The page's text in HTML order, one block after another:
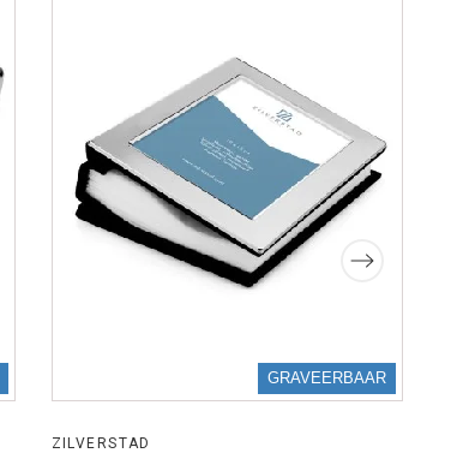
GRAVEERBAAR
ZILVERSTAD